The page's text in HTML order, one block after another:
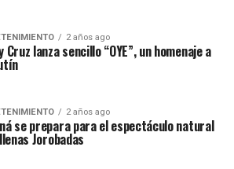
2 años ago
Cruz lanza sencillo “OYE”, un homenaje a
2 años ago
se prepara para el espectáculo natural
Jorobadas